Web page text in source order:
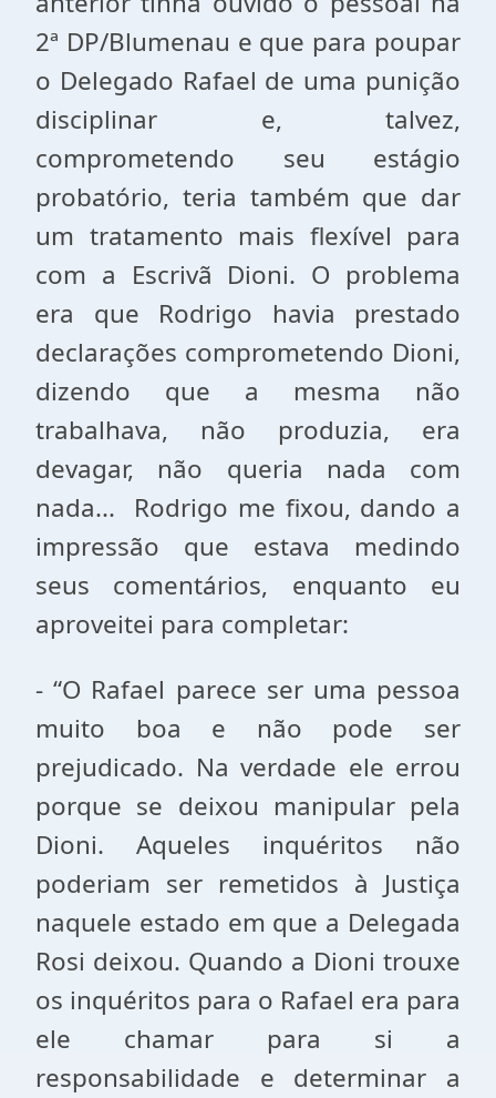
2ª DP/Blumenau e que para poupar
o Delegado Rafael de uma punição
disciplinar e, talvez,
comprometendo seu estágio
probatório, teria também que dar
um tratamento mais flexível para
com a Escrivã Dioni. O problema
era que Rodrigo havia prestado
declarações comprometendo Dioni,
dizendo que a mesma não
trabalhava, não produzia, era
devagar, não queria nada com
nada... Rodrigo me fixou, dando a
impressão que estava medindo
seus comentários, enquanto eu
aproveitei para completar:
- “O Rafael parece ser uma pessoa
muito boa e não pode ser
prejudicado. Na verdade ele errou
porque se deixou manipular pela
Dioni. Aqueles inquéritos não
poderiam ser remetidos à Justiça
naquele estado em que a Delegada
Rosi deixou. Quando a Dioni trouxe
os inquéritos para o Rafael era para
ele chamar para si a
responsabilidade e determinar a